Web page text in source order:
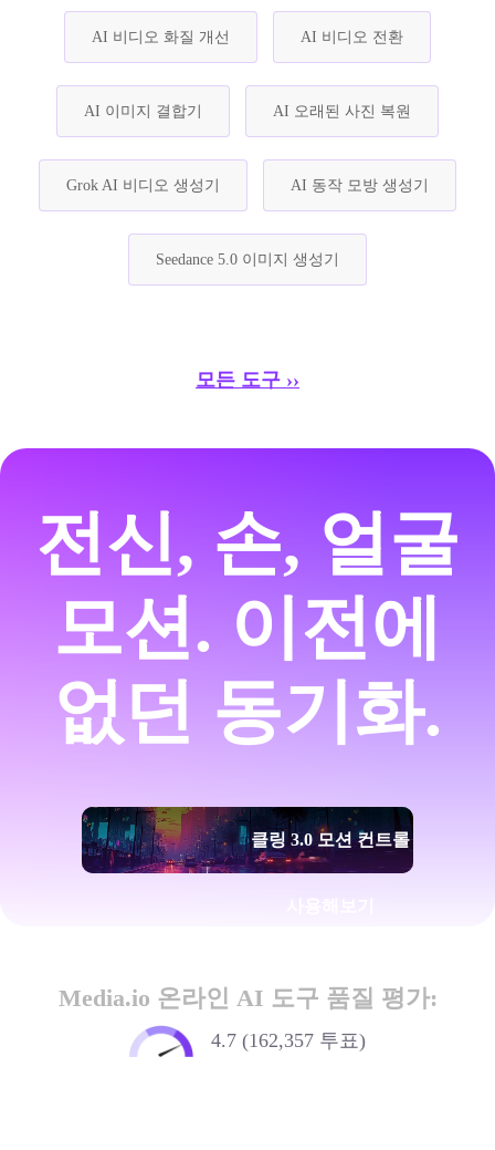
AI 비디오 화질 개선 AI 비디오 전환
AI 이미지 결합기 AI 오래된 사진 복원
Grok AI 비디오 생성기 AI 동작 모방 생성기
Seedance 5.0 이미지 생성기
모든 도구 ››
전신, 손, 얼굴
모션. 이전에
없던 동기화.
클링 3.0 모션 컨트롤
Media.io 온라인 AI 도구 품질 평가:
4.7 (162,357 투표)